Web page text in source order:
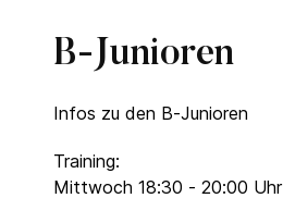
B-Junioren
Infos zu den B-Junioren
Training:
Mittwoch 18:30 - 20:00 Uhr